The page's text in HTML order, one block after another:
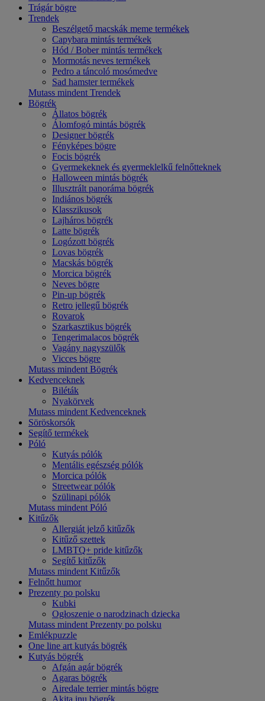
Trágár bögre
Trendek
Beszélgető macskák meme termékek
Capybara mintás termékek
Hód / Bober mintás termékek
Mormotás neves termékek
Pedro a táncoló mosómedve
Sad hamster termékek
Mutass mindent Trendek
Bögrék
Állatos bögrék
Álomfogó mintás bögrék
Designer bögrék
Fényképes bögre
Focis bögrék
Gyermekeknek és gyermeklelkű felnőtteknek
Halloween mintás bögrék
Illusztrált panoráma bögrék
Indiános bögrék
Klasszikusok
Lajháros bögrék
Latte bögrék
Logózott bögrék
Lovas bögrék
Macskás bögrék
Morcica bögrék
Neves bögre
Pin-up bögrék
Retro jellegű bögrék
Rovarok
Szarkasztikus bögrék
Tengerimalacos bögrék
Vagány nagyszülők
Vicces bögre
Mutass mindent Bögrék
Kedvenceknek
Biléták
Nyakörvek
Mutass mindent Kedvenceknek
Söröskorsók
Segítő termékek
Póló
Kutyás pólók
Mentális egészség pólók
Morcica pólók
Streetwear pólók
Szülinapi pólók
Mutass mindent Póló
Kitűzők
Allergiát jelző kitűzők
Kitűző szettek
LMBTQ+ pride kitűzők
Segítő kitűzők
Mutass mindent Kitűzők
Felnőtt humor
Prezenty po polsku
Kubki
Ogłoszenie o narodzinach dziecka
Mutass mindent Prezenty po polsku
Emlékpuzzle
One line art kutyás bögrék
Kutyás bögrék
Afgán agár bögrék
Agaras bögrék
Airedale terrier mintás bögre
Akita inu bögrék